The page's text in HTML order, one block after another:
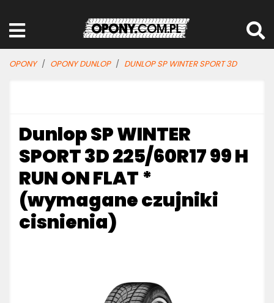
OPONY OPONY DUNLOP DUNLOP SP WINTER SPORT 3D
Dunlop SP WINTER
SPORT 3D 225/60R17 99 H
RUN ON FLAT *
(wymagane czujniki
cisnienia)